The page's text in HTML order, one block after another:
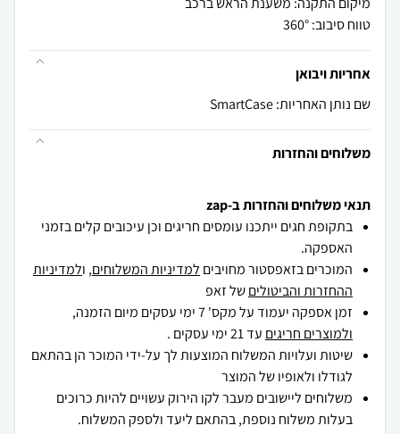
טווח סיבוב: 360°
אחריות ויבואן
שם נותן האחריות: SmartCase
משלוחים והחזרות
תנאי משלוחים והחזרות ב-zap
בתקופת חגים ייתכנו עומסים חריגים וכן עיכובים קלים בזמני
האספקה.
המוכרים בזאפסטור מחויבים למדיניות המשלוחים, ולמדיניות
ההחזרות והביטוליםשל זאפ
זמן אספקה יעמוד על מקס' 7 ימי עסקים מיום הזמנה,
ולמוצרים חריגים עד 21 ימי עסקים .
שיטות ועלויות המשלוח המוצעות לך על-ידי המוכר הן בהתאם
לגודלו ולאופיו של המוצר
משלוחים ליישובים מעבר לקו הירוק עשויים להיות כרוכים
בעלות משלוח נוספת, בהתאם ליעד ולספק המשלוח.